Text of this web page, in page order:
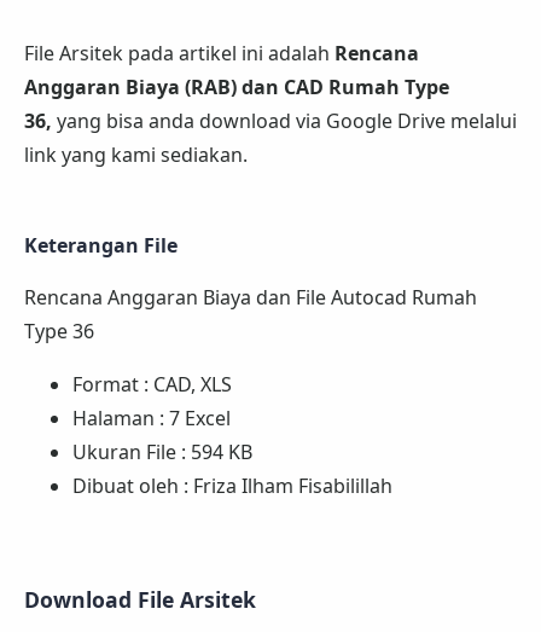
File Arsitek pada artikel ini adalah Rencana
Anggaran Biaya (RAB) dan CAD Rumah Type
36, yang bisa anda download via Google Drive melalui
link yang kami sediakan.
Keterangan File
Rencana Anggaran Biaya dan File Autocad Rumah
Type 36
Format : CAD, XLS
Halaman : 7 Excel
Ukuran File : 594 KB
Dibuat oleh : Friza Ilham Fisabilillah
Download File Arsitek